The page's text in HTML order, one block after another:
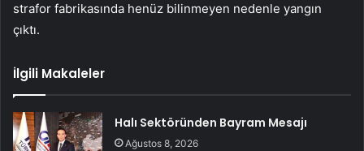
strafor fabrikasında henüz bilinmeyen nedenle yangın
çıktı.
İlgili Makaleler
Halı Sektöründen Bayram Mesajı
Ağustos 8, 2026